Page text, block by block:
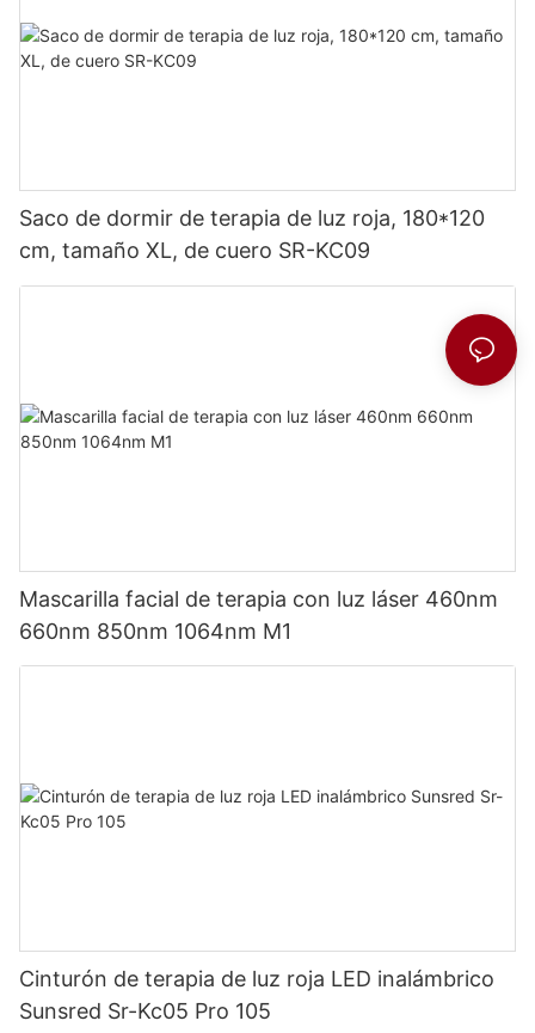
Saco de dormir de terapia de luz roja, 180*120
cm, tamaño XL, de cuero SR-KC09
Mascarilla facial de terapia con luz láser 460nm
660nm 850nm 1064nm M1
Cinturón de terapia de luz roja LED inalámbrico
Sunsred Sr-Kc05 Pro 105